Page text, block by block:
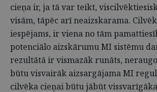
cieņa ir, ja tā var teikt,
visām, tāpēc arī neaizskarama.
iespējams, ir viena no tām
potenciālo aizskārumu MI sistēmu
rezultātā ir vismazāk runāts,
būtu visvairāk aizsargājama MI
cilvēka cieņai būtu jābūt